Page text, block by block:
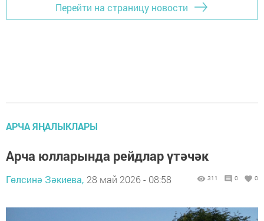
Перейти на страницу новости
АРЧА ЯҢАЛЫКЛАРЫ
Арча юлларында рейдлар үтәчәк
Гөлсинә Зәкиева, 28 май 2026 - 08:58 311 0 0